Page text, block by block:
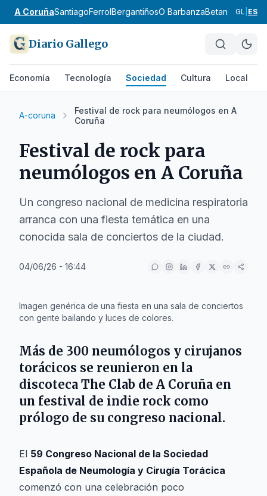
A CoruñaSantiagoFerrolBergantiñosO BarbanzaBetanzosOrdes
GL ES
Diario Gallego
Economía Tecnología Sociedad Cultura Local
A-coruna
Festival de rock para neumólogos en A
Coruña
Festival de rock para
neumólogos en A Coruña
Un congreso nacional de medicina respiratoria
arranca con una fiesta temática en una
conocida sala de conciertos de la ciudad.
04/06/26 - 16:44
Imagen genérica de una fiesta en una sala de conciertos
con gente bailando y luces de colores.
Más de 300 neumólogos y cirujanos
torácicos se reunieron en la
discoteca The Clab de A Coruña en
un festival de indie rock como
prólogo de su congreso nacional.
El 59 Congreso Nacional de la Sociedad
Española de Neumología y Cirugía Torácica
comenzó con una celebración poco